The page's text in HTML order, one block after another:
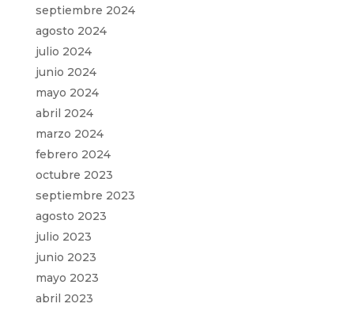
septiembre 2024
agosto 2024
julio 2024
junio 2024
mayo 2024
abril 2024
marzo 2024
febrero 2024
octubre 2023
septiembre 2023
agosto 2023
julio 2023
junio 2023
mayo 2023
abril 2023